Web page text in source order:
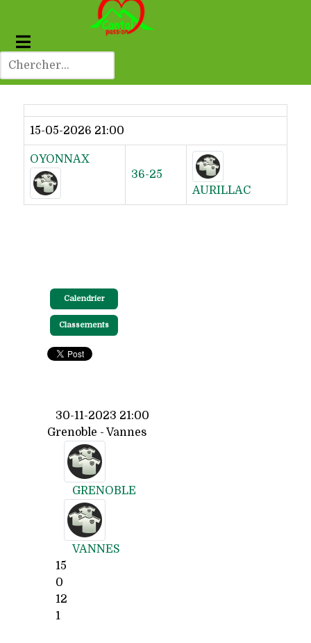
Dernier résultat
15-05-2026 21:00
OYONNAX
36-25
AURILLAC
Calendrier
Classements
30-11-2023 21:00
Grenoble - Vannes
GRENOBLE
VANNES
15
0
12
1